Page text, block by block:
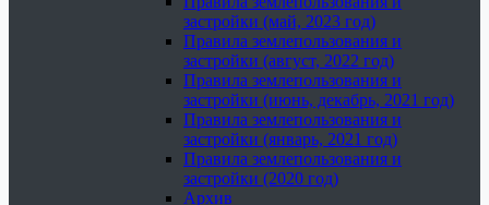
застройки (май, 2023 год)
Правила землепользования и
застройки (август, 2022 год)
Правила землепользования и
застройки (июнь, декабрь, 2021 год)
Правила землепользования и
застройки (январь, 2021 год)
Правила землепользования и
застройки (2020 год)
Архив